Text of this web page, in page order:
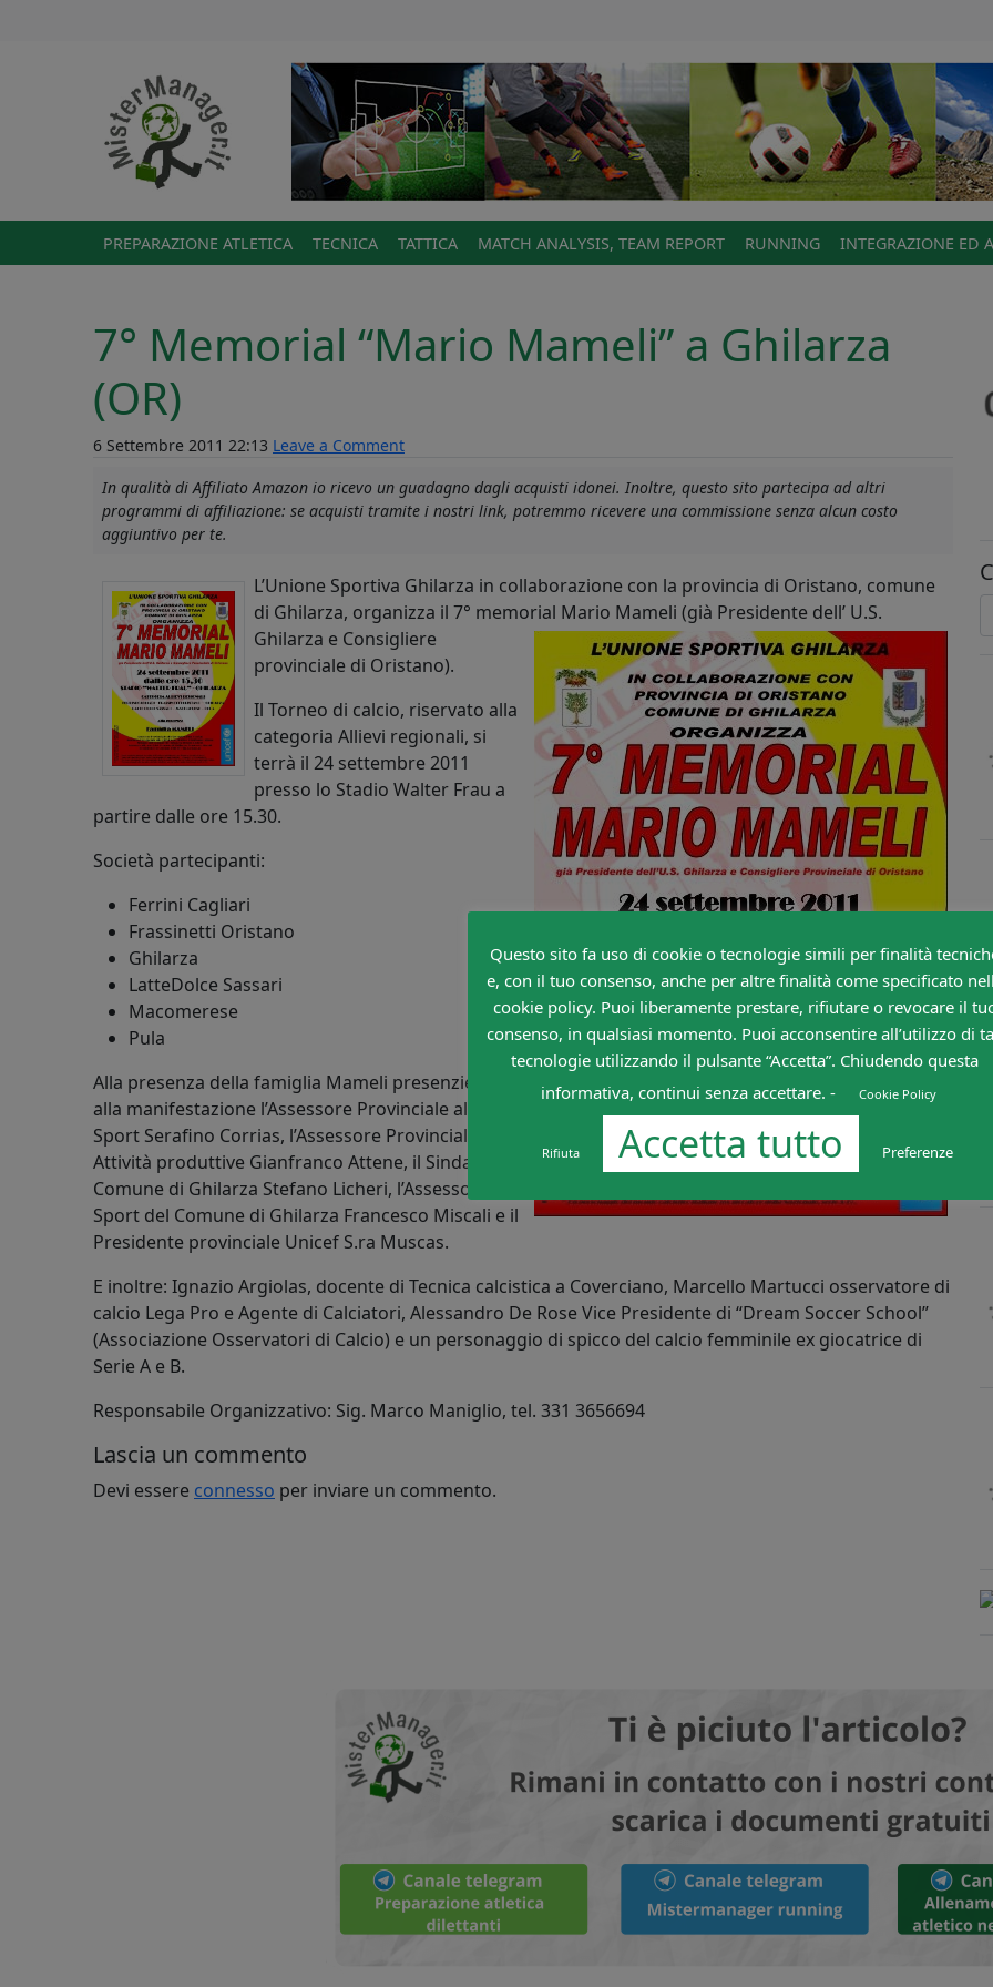
PREPARAZIONE ATLETICA TECNICA TATTICA MATCH ANALYSIS, TEAM REPORT RUNNING INTEGRAZIONE ED
7° Memorial “Mario Mameli” a Ghilarza
(OR)
6 Settembre 2011 22:13 Leave a Comment
In qualità di Affiliato Amazon io ricevo un guadagno dagli acquisti idonei. Inoltre, questo sito partecipa ad altri
programmi di affiliazione: se acquisti tramite i nostri link, potremmo ricevere una commissione senza alcun costo
aggiuntivo per te.
L’Unione Sportiva Ghilarza in collaborazione con la provincia di Oristano, comune
di Ghilarza, organizza il 7° memorial Mario Mameli (già Presidente dell’ U.S.
Ghilarza e Consigliere
provinciale di Oristano).
Il Torneo di calcio, riservato alla
categoria Allievi regionali, si
terrà il 24 settembre 2011
presso lo Stadio Walter Frau a
partire dalle ore 15.30.
Società partecipanti:
Ferrini Cagliari
Frassinetti Oristano
Ghilarza
LatteDolce Sassari
Macomerese
Pula
Alla presenza della famiglia Mameli presenzieranno
alla manifestazione l’Assessore Provinciale allo
Sport Serafino Corrias, l’Assessore Provinciale alle
Attività produttive Gianfranco Attene, il Sindaco del
Comune di Ghilarza Stefano Licheri, l’Assessore allo
Sport del Comune di Ghilarza Francesco Miscali e il
Presidente provinciale Unicef S.ra Muscas.
E inoltre: Ignazio Argiolas, docente di Tecnica calcistica a Coverciano, Marcello Martucci osservatore di
calcio Lega Pro e Agente di Calciatori, Alessandro De Rose Vice Presidente di “Dream Soccer School”
(Associazione Osservatori di Calcio) e un personaggio di spicco del calcio femminile ex giocatrice di
Serie A e B.
Responsabile Organizzativo: Sig. Marco Maniglio, tel. 331 3656694
Lascia un commento
Devi essere connesso per inviare un commento.
Questo sito fa uso di cookie o tecnologie simili per finalità
e, con il tuo consenso, anche per altre finalità come specificato
cookie policy. Puoi liberamente prestare, rifiutare o revocare il
consenso, in qualsiasi momento. Puoi acconsentire all’utilizzo di
tecnologie utilizzando il pulsante “Accetta”. Chiudendo questa
informativa, continui senza accettare. -
Cookie Policy
Rifiuta Accetta tutto Preferenze